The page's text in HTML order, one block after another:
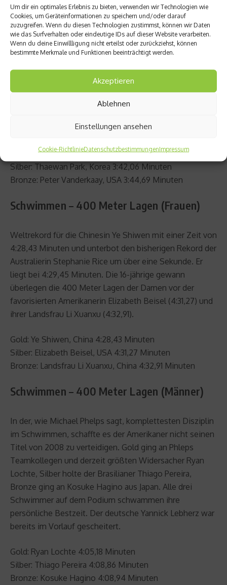
Um dir ein optimales Erlebnis zu bieten, verwenden wir Technologien wie
Cookies, um Geräteinformationen zu speichern und/oder darauf
zuzugreifen. Wenn du diesen Technologien zustimmst, können wir Daten
wie das Surfverhalten oder eindeutige IDs auf dieser Website verarbeiten.
Wenn du deine Einwillligung nicht erteilst oder zurückziehst, können
bestimmte Merkmale und Funktionen beeinträchtigt werden.
Akzeptieren
Ablehnen
Einstellungen ansehen
Cookie-RichtlinieDatenschutzbestimmungenImpressum
Paul Biedermann startete mit Medaillenambitionen,
scheiterte aber bereits im Vorlauf. Das Finale am Abend
konnte dann Yang Sun aus China für sich entscheiden
und sich die Goldmedaille sichern. Silber ging an den
Sun schwamm nur sieben Hundertstel langsamer als
Paul Biedermann bei seinem Weltrekord 2009 – mit
dem häufig zitierten Anzug. Es ist der erste Sieg eines
und gleichzeitig Olympiarekord.
Gold: Yang Sun, China 3:40,07 Minuten
Silber: Thaewan Park, Korea 3:42,06 Minuten
Bronze: Peter Vanderkaay, USA 3:44,69 Minuten
Schwimmen – 400 Meter Lagen (Frauen)
Weltrekord für die Chinesin Ye Shiwen mit einer Zeit von
4:28,43 Minuten und unterbot den bisherigen Rekord der
Australierin Stephanie Rice um über eine Sekunde. Er
liegt bei 4:29,45 Minuten. Die 16-jährige gewann
überlegen die 400 Meter Lagen der Damen vor der
favorisierten Amerikanerin Elizabeth Beisel (4:31,27) und
ihrer Landsfrau Li Xuanxu (4:32,91).
Gold: Ye Shiwen, China 4:28,43 Minuten
Silber: Elizabeth Beisel, USA 4:31,27 Minuten
Bronze: Landsfrau Li Xuanxu, China 4:32,91 Minuten
Schwimmen – 400 Meter Lagen (Männer)
In der, wie Michael Phelps sagt, komplettesten Disziplin
im Schwimmen, schaffte es der Amerikaner nicht seinen
Titel von 2008 zu verteidigen. Gold ging an Phleps
Teamkollegen und derzeit größten Widersacher Ryan
Lochte, Silber holte der Brasilianer Thiago Pereira,
Bronze ging an Kosuke Hagino aus Japan. Alle drei
Schwimmer auf dem Podium schwammen ihre
persönliche Bestzeit. Der deutsche Yannick Lebherz war
bereits im Vorlauf gescheitert.
Gold: Ryan Lochte 4:05,18 Minuten
Silber: Thiago Pereira 4:08,86 Minuten
Bronze: Kosuke Hagino 4:08,94 Minuten